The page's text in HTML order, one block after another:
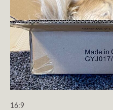
16:9